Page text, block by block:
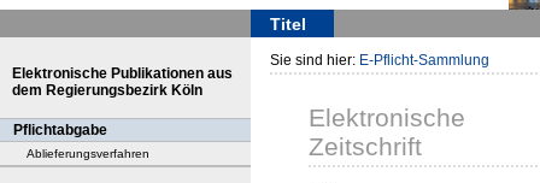
Titel
Elektronische Publikationen aus
dem Regierungsbezirk Köln
Pflichtabgabe
Ablieferungsverfahren
Sie sind hier: E-Pflicht-Sammlung
Elektronische
Zeitschrift